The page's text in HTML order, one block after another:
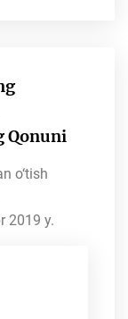
Qonuni
o‘tish
2019 y.